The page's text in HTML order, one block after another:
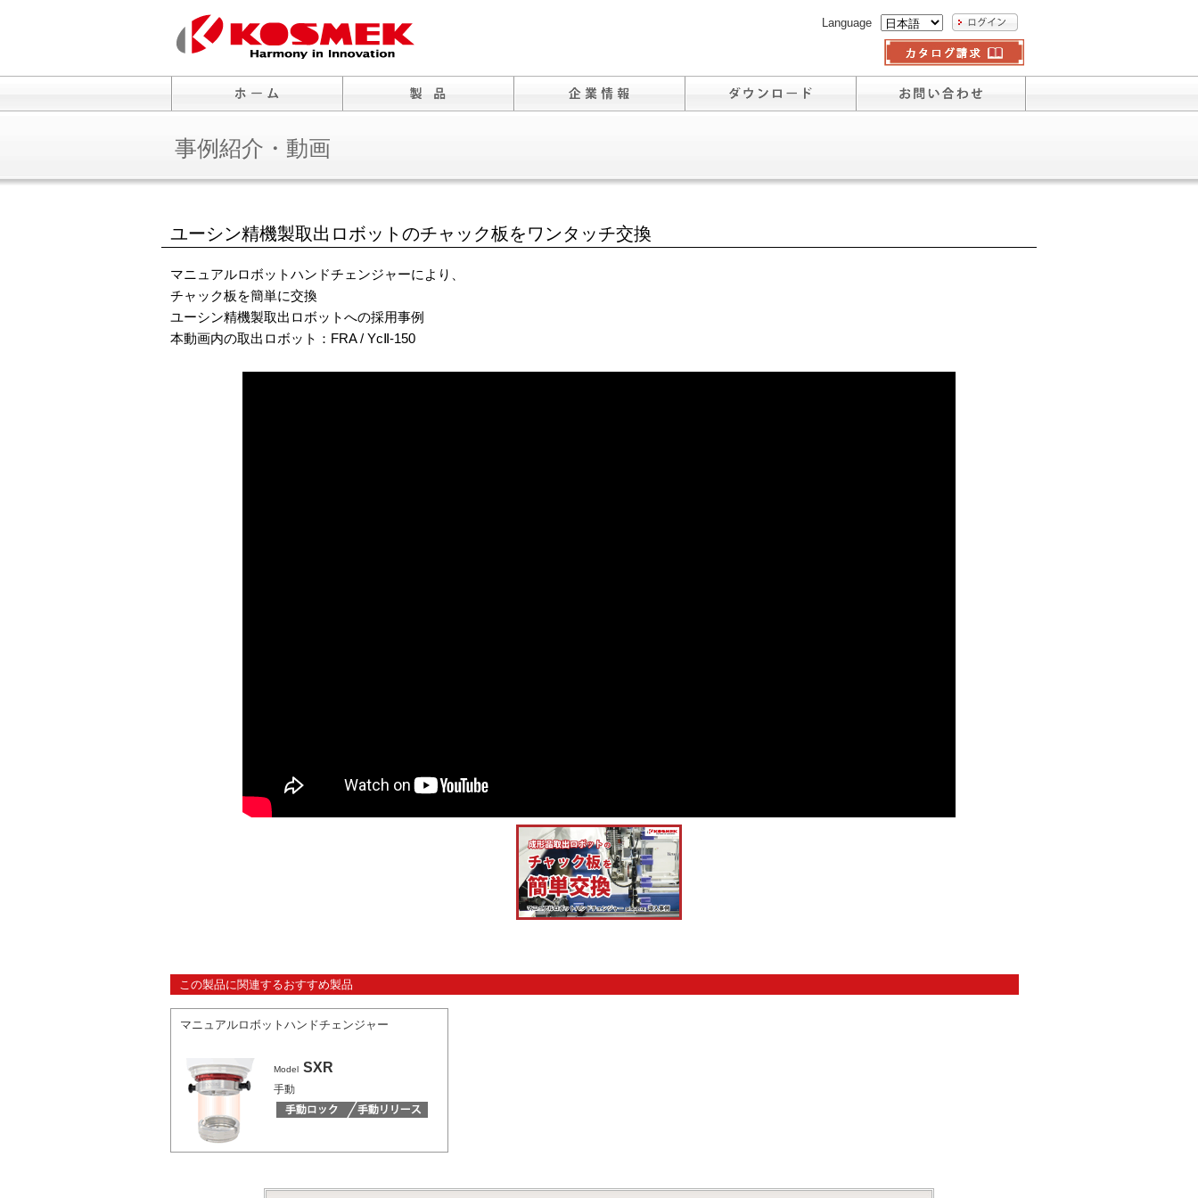
Language
事例紹介・動画
ユーシン精機製取出ロボットのチャック板をワンタッチ交換
マニュアルロボットハンドチェンジャーにより、
チャック板を簡単に交換
ユーシン精機製取出ロボットへの採用事例
本動画内の取出ロボット：FRA / YcⅡ-150
この製品に関連するおすすめ製品
マニュアルロボットハンドチェンジャー
Model SXR
手動